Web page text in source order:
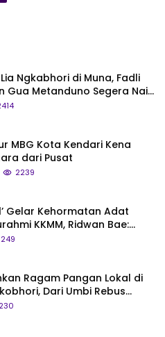
Ngkabhori di Muna, Fadli
Gua Metanduno Segera Naik
Budaya Nasional
MBG Kota Kendari Kena
dari Pusat
2239
Gelar Kehormatan Adat
KKMM, Ridwan Bae:
Begitu, Belum Pantas!
249
Ragam Pangan Lokal di
Dari Umbi Rebus
Beras Muna
230